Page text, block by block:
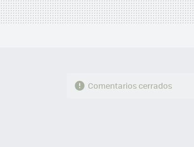
Comentarios cerrados